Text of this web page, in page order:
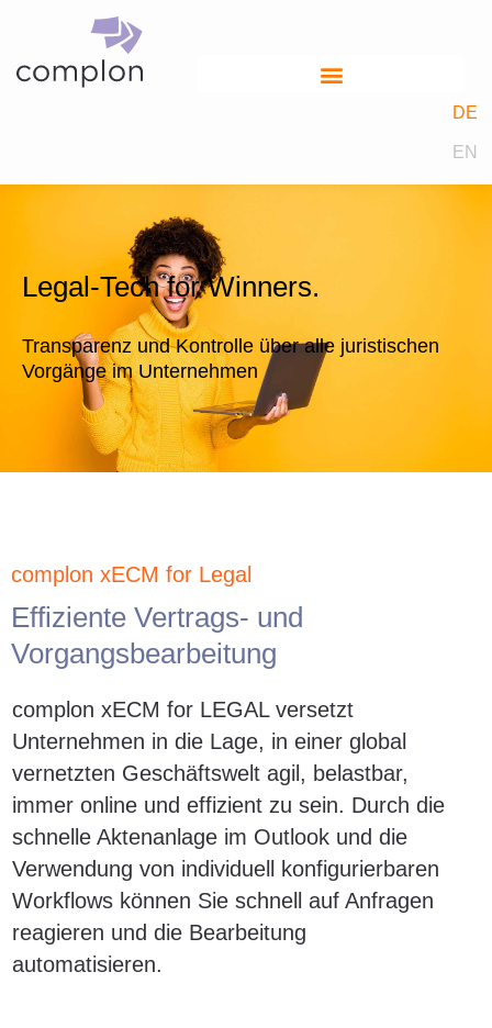
DE
EN
Legal-Tech for Winners. ​
Transparenz und Kontrolle über alle juristischen
Vorgänge im Unternehmen
complon xECM for Legal
Effiziente Vertrags- und
Vorgangsbearbeitung
complon xECM for LEGAL versetzt
Unternehmen in die Lage, in einer global
vernetzten Geschäftswelt agil, belastbar,
immer online und effizient zu sein. Durch die
schnelle Aktenanlage im Outlook und die
Verwendung von individuell konfigurierbaren
Workflows können Sie schnell auf Anfragen
reagieren und die Bearbeitung
automatisieren.